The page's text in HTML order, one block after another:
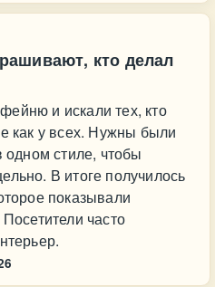
кто делал
и искали тех, кто
как у всех. Нужны были
стиле, чтобы
В итоге получилось
показывали
часто